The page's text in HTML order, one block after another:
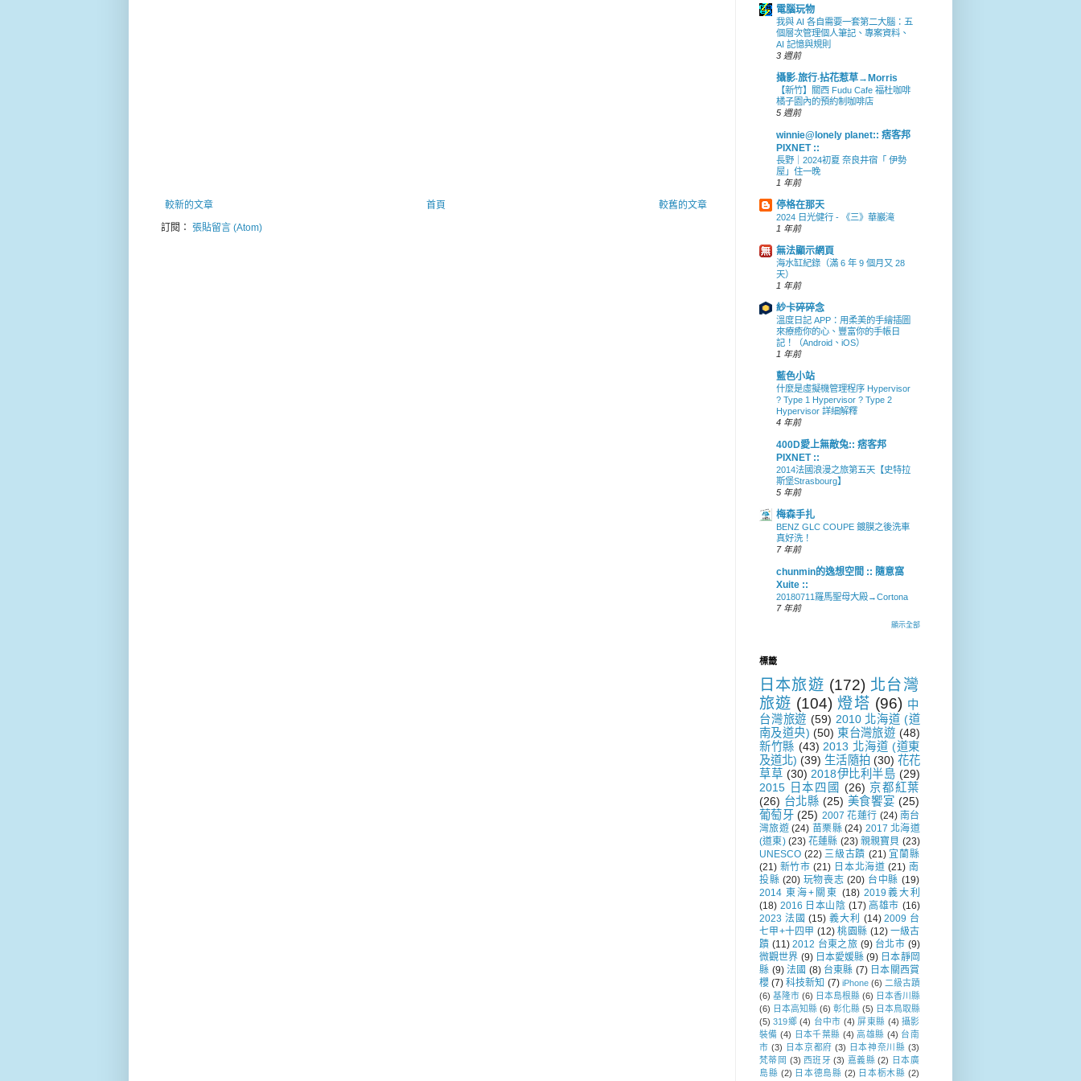
較新的文章 較舊的文章
首頁
訂閱： 張貼留言 (Atom)
電腦玩物
我與 AI 各自需要一套第二大腦：五
個層次管理個人筆記、專案資料、
AI 記憶與規則
3 週前
攝影‧旅行‧拈花惹草→Morris
【新竹】關西 Fudu Cafe 福杜咖啡
橘子園內的預約制咖啡店
5 週前
winnie@lonely planet:: 痞客邦
PIXNET ::
長野｜2024初夏 奈良井宿「 伊勢
屋」住一晚
1 年前
停格在那天
2024 日光健行 - 《三》華巖滝
1 年前
無法顯示網頁
海水缸紀錄（滿 6 年 9 個月又 28
天）
1 年前
紗卡碎碎念
溫度日記 APP：用柔美的手繪插圖
來療癒你的心、豐富你的手帳日
記！（Android、iOS）
1 年前
藍色小站
什麼是虛擬機管理程序 Hypervisor
? Type 1 Hypervisor ? Type 2
Hypervisor 詳細解釋
4 年前
400D愛上無敵兔:: 痞客邦
PIXNET ::
2014法國浪漫之旅第五天【史特拉
斯堡Strasbourg】
5 年前
梅森手扎
BENZ GLC COUPE 鍍膜之後洗車
真好洗！
7 年前
chunmin的逸想空間 :: 隨意窩
Xuite ::
20180711羅馬聖母大殿→Cortona
7 年前
顯示全部
標籤
日本旅遊 (172) 北台灣
旅遊 (104) 燈塔 (96) 中
台灣旅遊 (59) 2010 北海道 (道
南及道央) (50) 東台灣旅遊 (48)
新竹縣 (43) 2013 北海道 (道東
及道北) (39) 生活隨拍 (30) 花花
草草 (30) 2018伊比利半島 (29)
2015 日本四國 (26) 京都紅葉
(26) 台北縣 (25) 美食饗宴 (25)
葡萄牙 (25) 2007 花蓮行 (24) 南台
灣旅遊 (24) 苗栗縣 (24) 2017 北海道
(道東) (23) 花蓮縣 (23) 親親寶貝 (23)
UNESCO (22) 三級古蹟 (21) 宜蘭縣
(21) 新竹市 (21) 日本北海道 (21) 南
投縣 (20) 玩物喪志 (20) 台中縣 (19)
2014 東海+關東 (18) 2019義大利
(18) 2016 日本山陰 (17) 高雄市 (16)
2023 法國 (15) 義大利 (14) 2009 台
七甲+十四甲 (12) 桃園縣 (12) 一級古
蹟 (11) 2012 台東之旅 (9) 台北市 (9)
微觀世界 (9) 日本愛媛縣 (9) 日本靜岡
縣 (9) 法國 (8) 台東縣 (7) 日本關西賞
櫻 (7) 科技新知 (7) iPhone (6) 二級古蹟
(6) 基隆市 (6) 日本島根縣 (6) 日本香川縣
(6) 日本高知縣 (6) 彰化縣 (5) 日本鳥取縣
(5) 319鄉 (4) 台中市 (4) 屏東縣 (4) 攝影
裝備 (4) 日本千葉縣 (4) 高雄縣 (4) 台南
市 (3) 日本京都府 (3) 日本神奈川縣 (3)
梵蒂岡 (3) 西班牙 (3) 嘉義縣 (2) 日本廣
島縣 (2) 日本德島縣 (2) 日本栃木縣 (2)